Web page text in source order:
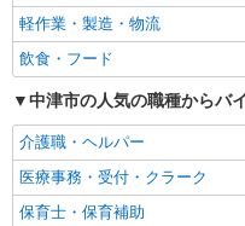
軽作業・製造・物流
飲食・フード
中津市の人気の職種からバ
介護職・ヘルパー
医療事務・受付・クラーク
保育士・保育補助